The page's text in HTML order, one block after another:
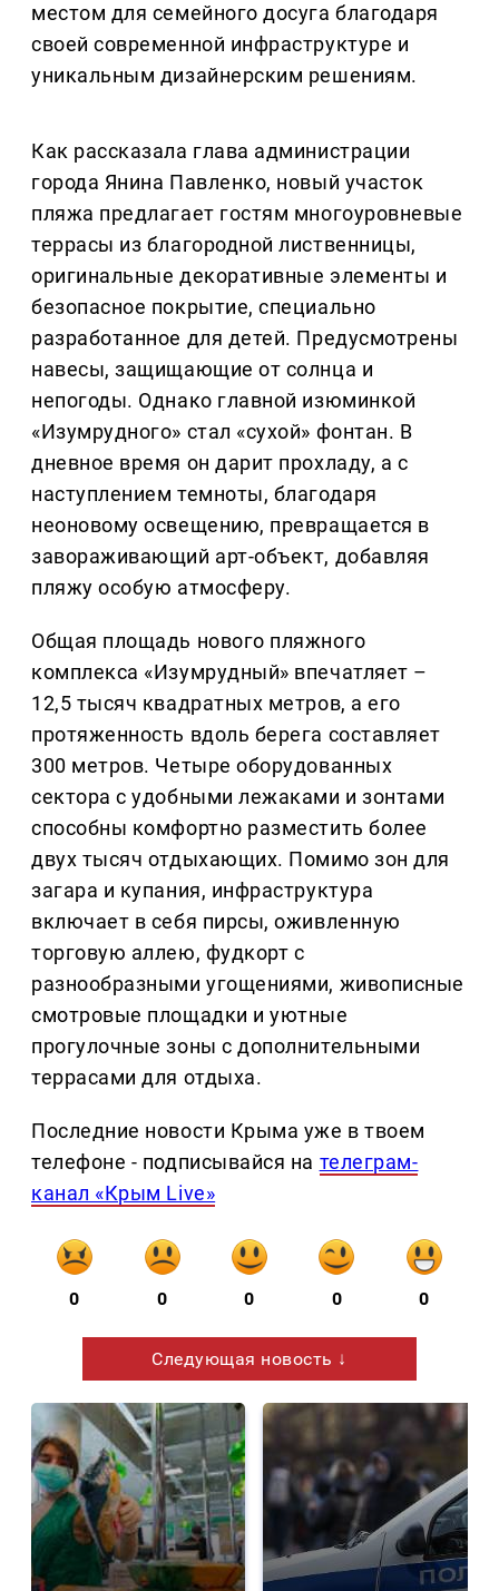
местом для семейного досуга благодаря
своей современной инфраструктуре и
уникальным дизайнерским решениям.
Как рассказала глава администрации
города Янина Павленко, новый участок
пляжа предлагает гостям многоуровневые
террасы из благородной лиственницы,
оригинальные декоративные элементы и
безопасное покрытие, специально
разработанное для детей. Предусмотрены
навесы, защищающие от солнца и
непогоды. Однако главной изюминкой
«Изумрудного» стал «сухой» фонтан. В
дневное время он дарит прохладу, а с
наступлением темноты, благодаря
неоновому освещению, превращается в
завораживающий арт-объект, добавляя
пляжу особую атмосферу.
Общая площадь нового пляжного
комплекса «Изумрудный» впечатляет –
12,5 тысяч квадратных метров, а его
протяженность вдоль берега составляет
300 метров. Четыре оборудованных
сектора с удобными лежаками и зонтами
способны комфортно разместить более
двух тысяч отдыхающих. Помимо зон для
загара и купания, инфраструктура
включает в себя пирсы, оживленную
торговую аллею, фудкорт с
разнообразными угощениями, живописные
смотровые площадки и уютные
прогулочные зоны с дополнительными
террасами для отдыха.
Последние новости Крыма уже в твоем
телефоне - подписывайся на телеграм-
канал «Крым Live»
0 0 0 0 0
Следующая новость ↓